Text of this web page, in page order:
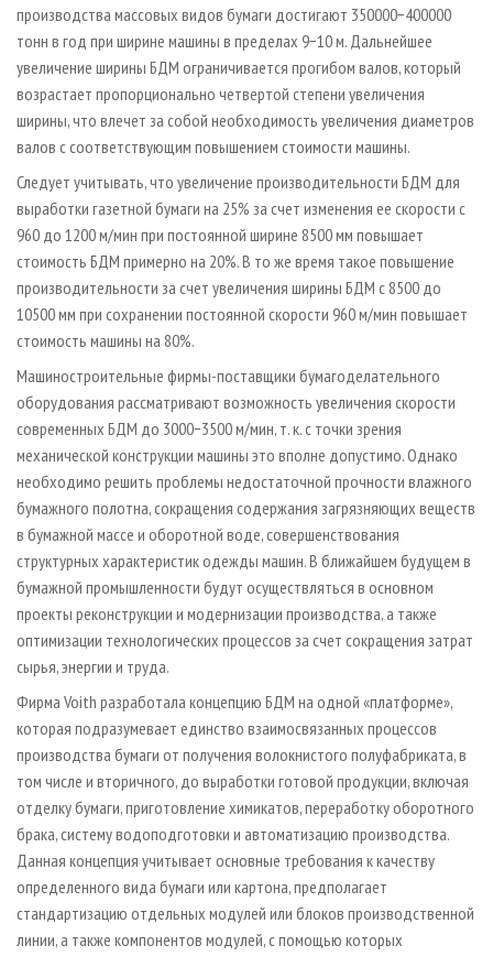
производства массовых видов бумаги достигают 350000−400000
тонн в год при ширине машины в пределах 9−10 м. Дальнейшее
увеличение ширины БДМ ограничивается прогибом валов, который
возрастает пропорционально четвертой степени увеличения
ширины, что влечет за собой необходимость увеличения диаметров
валов с соответствующим повышением стоимости машины.
Следует учитывать, что увеличение производительности БДМ для
выработки газетной бумаги на 25% за счет изменения ее скорости с
960 до 1200 м/мин при постоянной ширине 8500 мм повышает
стоимость БДМ примерно на 20%. В то же время такое повышение
производительности за счет увеличения ширины БДМ с 8500 до
10500 мм при сохранении постоянной скорости 960 м/мин повышает
стоимость машины на 80%.
Машиностроительные фирмы-поставщики бумагоделательного
оборудования рассматривают возможность увеличения скорости
современных БДМ до 3000−3500 м/мин, т. к. с точки зрения
механической конструкции машины это вполне допустимо. Однако
необходимо решить проблемы недостаточной прочности влажного
бумажного полотна, сокращения содержания загрязняющих веществ
в бумажной массе и оборотной воде, совершенствования
структурных характеристик одежды машин. В ближайшем будущем в
бумажной промышленности будут осуществляться в основном
проекты реконструкции и модернизации производства, а также
оптимизации технологических процессов за счет сокращения затрат
сырья, энергии и труда.
Фирма Voith разработала концепцию БДМ на одной «платформе»,
которая подразумевает единство взаимосвязанных процессов
производства бумаги от получения волокнистого полуфабриката, в
том числе и вторичного, до выработки готовой продукции, включая
отделку бумаги, приготовление химикатов, переработку оборотного
брака, систему водоподготовки и автоматизацию производства.
Данная концепция учитывает основные требования к качеству
определенного вида бумаги или картона, предполагает
стандартизацию отдельных модулей или блоков производственной
линии, а также компонентов модулей, с помощью которых